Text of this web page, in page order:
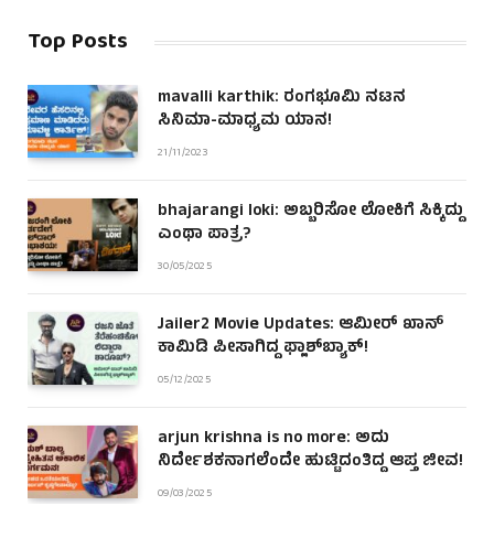
Top Posts
mavalli karthik: ರಂಗಭೂಮಿ ನಟನ
ಸಿನಿಮಾ-ಮಾಧ್ಯಮ ಯಾನ!
21/11/2023
bhajarangi loki: ಅಬ್ಬರಿಸೋ ಲೋಕಿಗೆ ಸಿಕ್ಕಿದ್ದು
ಎಂಥಾ ಪಾತ್ರ?
30/05/2025
Jailer2 Movie Updates: ಆಮೀರ್ ಖಾನ್
ಕಾಮಿಡಿ ಪೀಸಾಗಿದ್ದ ಫ್ಲಾಶ್‌ಬ್ಯಾಕ್!
05/12/2025
arjun krishna is no more: ಅದು
ನಿರ್ದೇಶಕನಾಗಲೆಂದೇ ಹುಟ್ಟಿದಂತಿದ್ದ ಆಪ್ತ ಜೀವ!
09/03/2025